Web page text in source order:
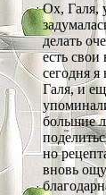
Ох, Галя,
делать
есть
сегодня
Галя, и
большие
но
вновь